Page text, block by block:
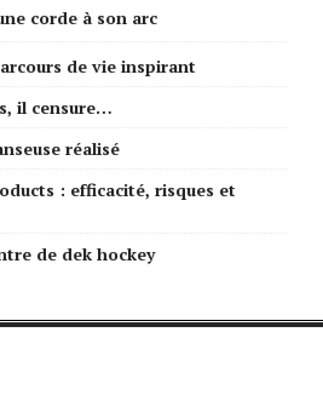
corde à son arc
de vie inspirant
il censure…
réalisé
: efficacité, risques et
de dek hockey